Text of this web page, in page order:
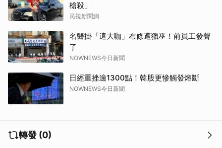
槍殺」
民視新聞網
名醫掛「這大咖」布條遭獵巫！前員工發聲
了
NOWNEWS今日新聞
日經重挫逾1300點！韓股更慘觸發熔斷
NOWNEWS今日新聞
轉發 (0)